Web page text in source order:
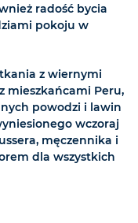
radość bycia
pokoju w
z wiernymi
mieszkańcami Peru,
powodzi i lawin
wczoraj
męczennika i
dla wszystkich